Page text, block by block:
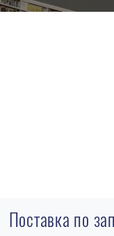
Поставка по